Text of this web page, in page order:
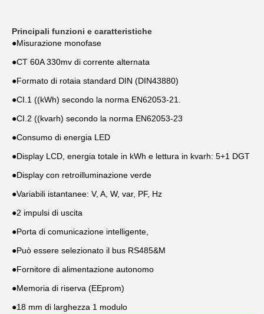
Principali funzioni e caratteristiche
●Misurazione monofase
●CT 60A 330mv di corrente alternata
●Formato di rotaia standard DIN (DIN43880)
●CI.1 ((kWh) secondo la norma EN62053-21.
●CI.2 ((kvarh) secondo la norma EN62053-23
●Consumo di energia LED
●Display LCD, energia totale in kWh e lettura in kvarh: 5+1 DGT
●Display con retroilluminazione verde
●Variabili istantanee: V, A, W, var, PF, Hz
●2 impulsi di uscita
●Porta di comunicazione intelligente,
●Può essere selezionato il bus RS485&M
●Fornitore di alimentazione autonomo
●Memoria di riserva (EEprom)
●18 mm di larghezza 1 modulo